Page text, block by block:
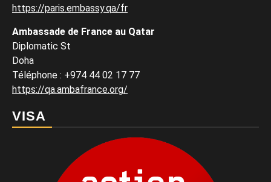
https://paris.embassy.qa/fr
Ambassade de France au Qatar
Diplomatic St
Doha
Téléphone : +974 44 02 17 77
https://qa.ambafrance.org/
VISA